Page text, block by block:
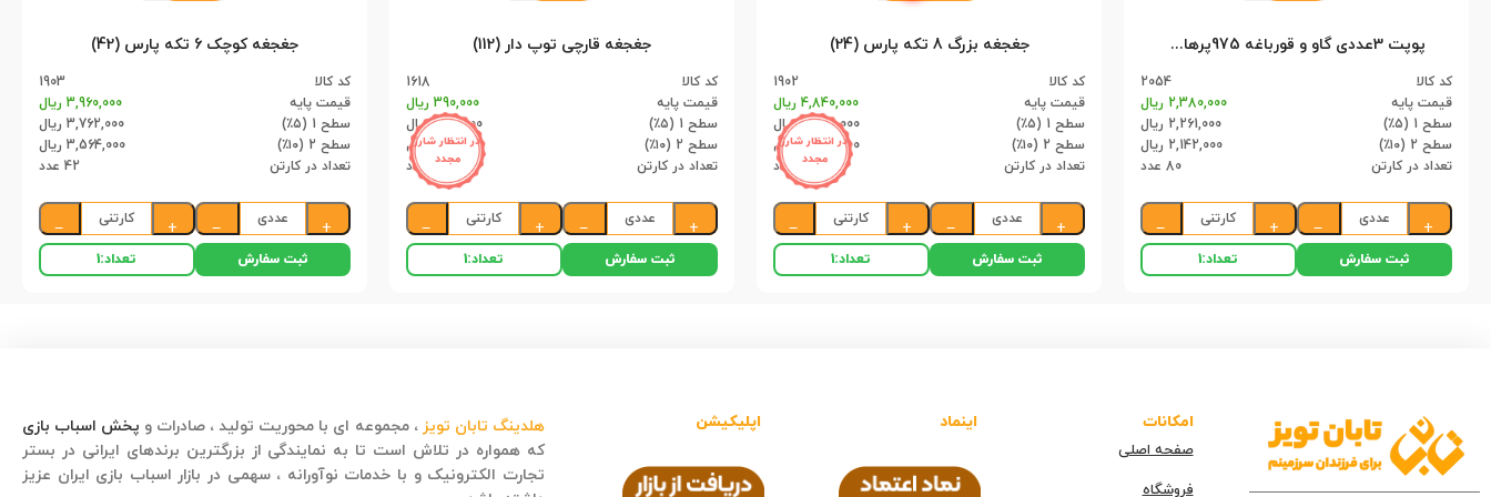
پوپت 3عددی گاو و قورباغه 975پرهام (80)
کد کالا
2054
قیمت پایه
2,380,000 ریال
سطح 1 (۵٪)
2,261,000 ریال
سطح 2 (۱۰٪)
2,142,000 ریال
تعداد در کارتن
80 عدد
+
عددی
−
+
کارتنی
−
ثبت سفارش تعداد:1
در انتظار شارژ
مجدد
جغجغه بزرگ 8 تکه پارس (24)
کد کالا
1902
قیمت پایه
4,840,000 ریال
سطح 1 (۵٪)
4,598,000 ریال
سطح 2 (۱۰٪)
4,356,000 ریال
تعداد در کارتن
24 عدد
+
عددی
−
+
کارتنی
−
ثبت سفارش تعداد:1
در انتظار شارژ
مجدد
جغجغه قارچی توپ دار (112)
کد کالا
1618
قیمت پایه
390,000 ریال
سطح 1 (۵٪)
370,500 ریال
سطح 2 (۱۰٪)
351,000 ریال
تعداد در کارتن
112 عدد
+
عددی
−
+
کارتنی
−
ثبت سفارش تعداد:1
جغجغه کوچک 6 تکه پارس (42)
کد کالا
1903
قیمت پایه
3,960,000 ریال
سطح 1 (۵٪)
3,762,000 ریال
سطح 2 (۱۰٪)
3,564,000 ریال
تعداد در کارتن
42 عدد
+
عددی
−
+
کارتنی
−
ثبت سفارش تعداد:1
امکانات
صفحه اصلی
فروشگاه
اینماد اپلیکیشن هلدینگ تابان تویز ، مجموعه ای با محوریت تولید ، صادرات و پخش اسباب بازی
که همواره در تلاش است تا به نمایندگی از بزرگترین برندهای ایرانی در بستر
تجارت الکترونیک و با خدمات نوآورانه ، سهمی در بازار اسباب بازی ایران عزیز